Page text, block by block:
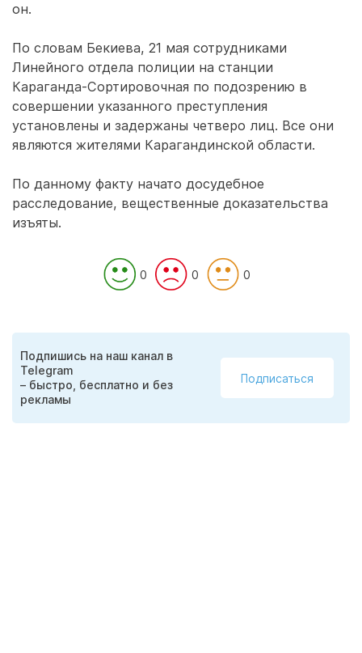
он.
По словам Бекиева, 21 мая сотрудниками
Линейного отдела полиции на станции
Караганда-Сортировочная по подозрению в
совершении указанного преступления
установлены и задержаны четверо лиц. Все они
являются жителями Карагандинской области.
По данному факту начато досудебное
расследование, вещественные доказательства
изъяты.
0 0 0
Подпишись на наш канал в
Telegram
– быстро, бесплатно и без
рекламы
Подписаться